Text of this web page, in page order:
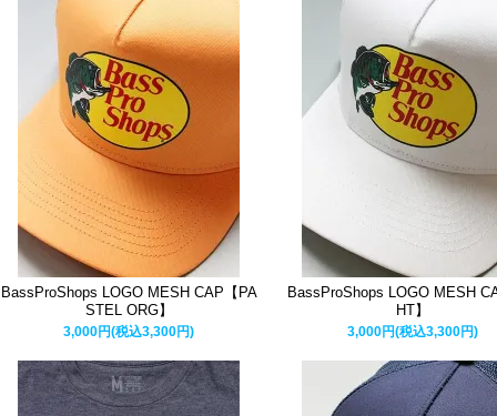
BassProShops LOGO MESH CAP【PA
STEL ORG】
3,000円(税込3,300円)
BassProShops LOGO MESH
HT】
3,000円(税込3,300円)